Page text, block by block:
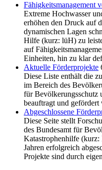
Fähigkeitsmanagement
Extreme Hochwasser
erhöhen den Druck auf
dynamischen Lagen
Hilfe (kurz: lüH) zu
auf
Einheiten, hin zu klar
Aktuelle Förderprojekte
Diese Liste enthält die
im Bereich des
für
beauftragt und gefördert
Abgeschlos­sene
Diese Seite stellt
des Bundesamt für
Katastrophenhilfe
Jahren erfolgreich
Projekte sind durch